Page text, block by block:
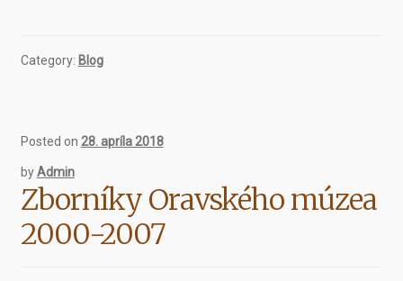
Category: Blog
Posted on 28. apríla 2018
byAdmin
Zborníky Oravského múzea
2000-2007